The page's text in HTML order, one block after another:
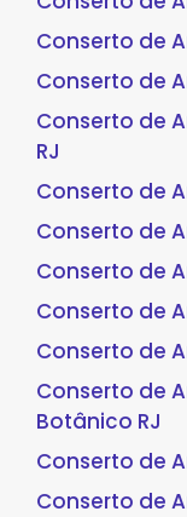
Conserto de
Conserto de
Conserto de
RJ
Conserto de
Conserto de
Conserto de
Conserto de
Conserto de
Conserto de
Botânico RJ
Conserto de
Conserto de